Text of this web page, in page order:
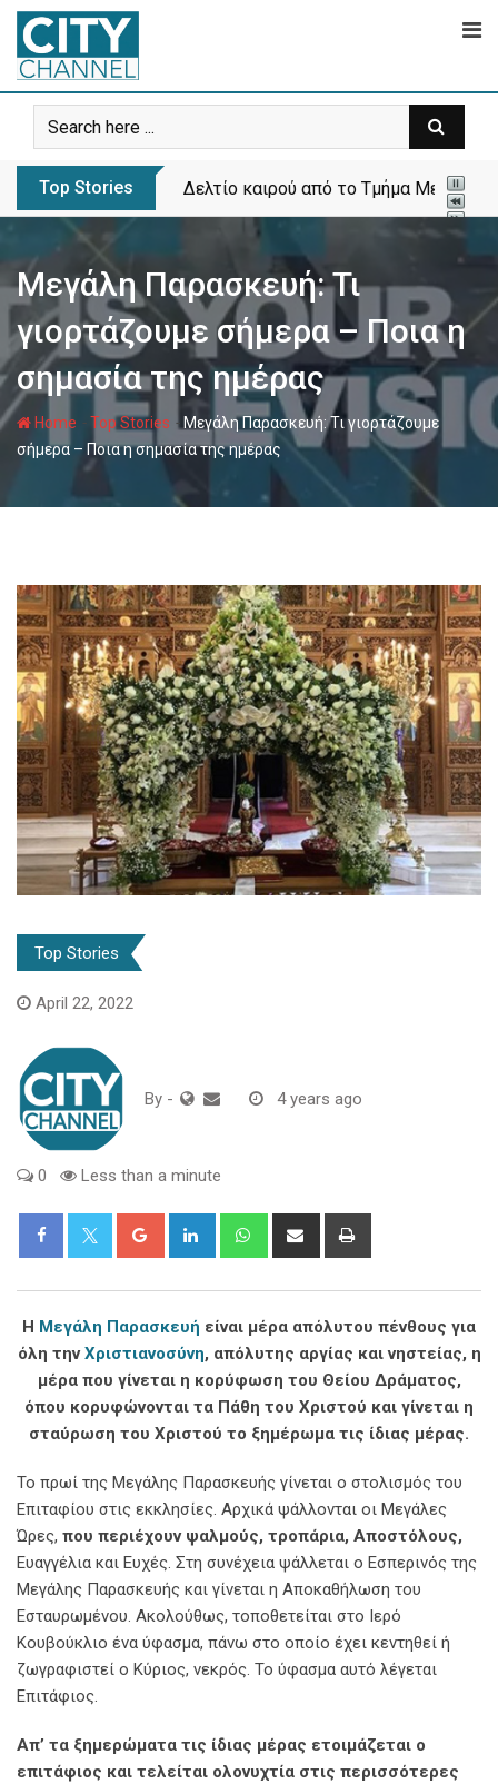
Skip
content
Top Stories Δελτίο καιρού από το Τμήμα
Μεγάλη Παρασκευή: Τι
γιορτάζουμε σήμερα – Ποια η
σημασία της ημέρας
Home -Top Stories - Μεγάλη Παρασκευή: Τι γιορτάζουμε
σήμερα – Ποια η σημασία της ημέρας
Top Stories
April 22, 2022
By - 4 years ago
0 Less than a minute
Google+ LinkedIn WhatsappShare
Η Μεγάλη Παρασκευή είναι μέρα απόλυτου πένθους για
όλη τηνΧριστιανοσύνη, απόλυτης αργίας και νηστείας, η
μέρα που γίνεται η κορύφωση του Θείου Δράματος,
όπου κορυφώνονται τα Πάθη του Χριστού και γίνεται η
σταύρωση του Χριστού το ξημέρωμα τις ίδιας μέρας.
Το πρωί της Μεγάλης Παρασκευής γίνεται ο στολισμός του
Επιταφίου στις εκκλησίες. Αρχικά ψάλλονται οι Μεγάλες
Ώρες, που περιέχουν ψαλμούς, τροπάρια, Αποστόλους,
Ευαγγέλια και Ευχές. Στη συνέχεια ψάλλεται ο Εσπερινός της
Μεγάλης Παρασκευής και γίνεται η Αποκαθήλωση του
Εσταυρωμένου. Ακολούθως, τοποθετείται στο Ιερό
Κουβούκλιο ένα ύφασμα, πάνω στο οποίο έχει κεντηθεί ή
ζωγραφιστεί ο Κύριος, νεκρός. Το ύφασμα αυτό λέγεται
Επιτάφιος.
Απ’ τα ξημερώματα τις ίδιας μέρας ετοιμάζεται ο
επιτάφιος και τελείται ολονυχτία στις περισσότερες